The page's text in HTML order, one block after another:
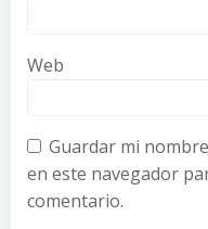
Web
Guardar mi
en este navegador
comentario.